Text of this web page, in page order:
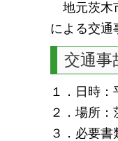
地元茨木
による交通
交通事
１．日時
２．場所
３．必要